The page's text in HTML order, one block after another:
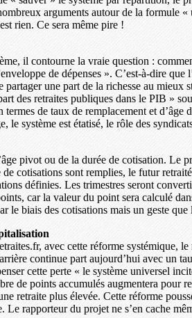
arguments autour de la formule
rien. Ce sera même pire !
il contourne la vraie question :
de dépenses ». C’est-à-dire
une part de la richesse au
des retraites publiques dans le PIB »
de taux de remplacement et
le système est étatisé, le rôle des
pivot ou de la durée de cotisation.
cotisations sont remplies, le futur
définies. Les trimestres seront
car la valeur du point sera calculé
le biais des cotisations mais un geste
avec cette réforme systémique,
continue part aujourd’hui avec un
cette perte « le système universel
de points accumulés augmentera pour
retraite plus élevée. Cette réforme
Le rapporteur du projet ne s’en cache